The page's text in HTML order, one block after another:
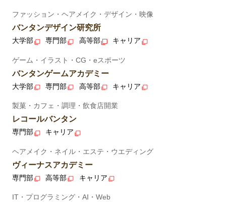
ファッション・ヘアメイク・デザイン・映像
バンタンデザイン研究所
大学部 専門部 高等部 キャリア
ゲーム・イラスト・CG・eスポーツ
バンタンゲームアカデミー
大学部 専門部 高等部 キャリア
製菓・カフェ・調理・飲食店開業
レコールバンタン
専門部 キャリア
ヘアメイク・ネイル・エステ・ウエディング
ヴィーナスアカデミー
専門部 高等部 キャリア
IT・プログラミング・AI・Web